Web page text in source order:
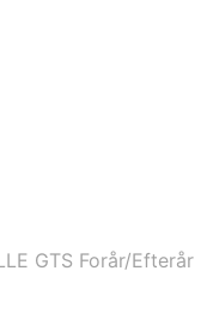
GTS Forår/Efterår